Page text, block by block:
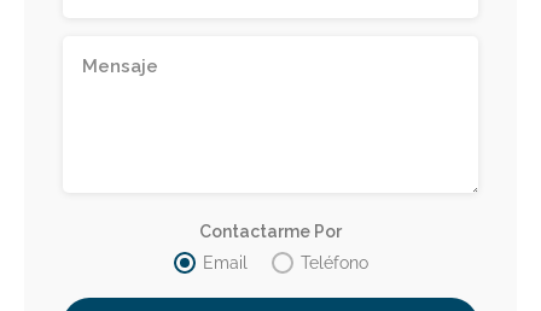
Contactarme Por
Email
Teléfono